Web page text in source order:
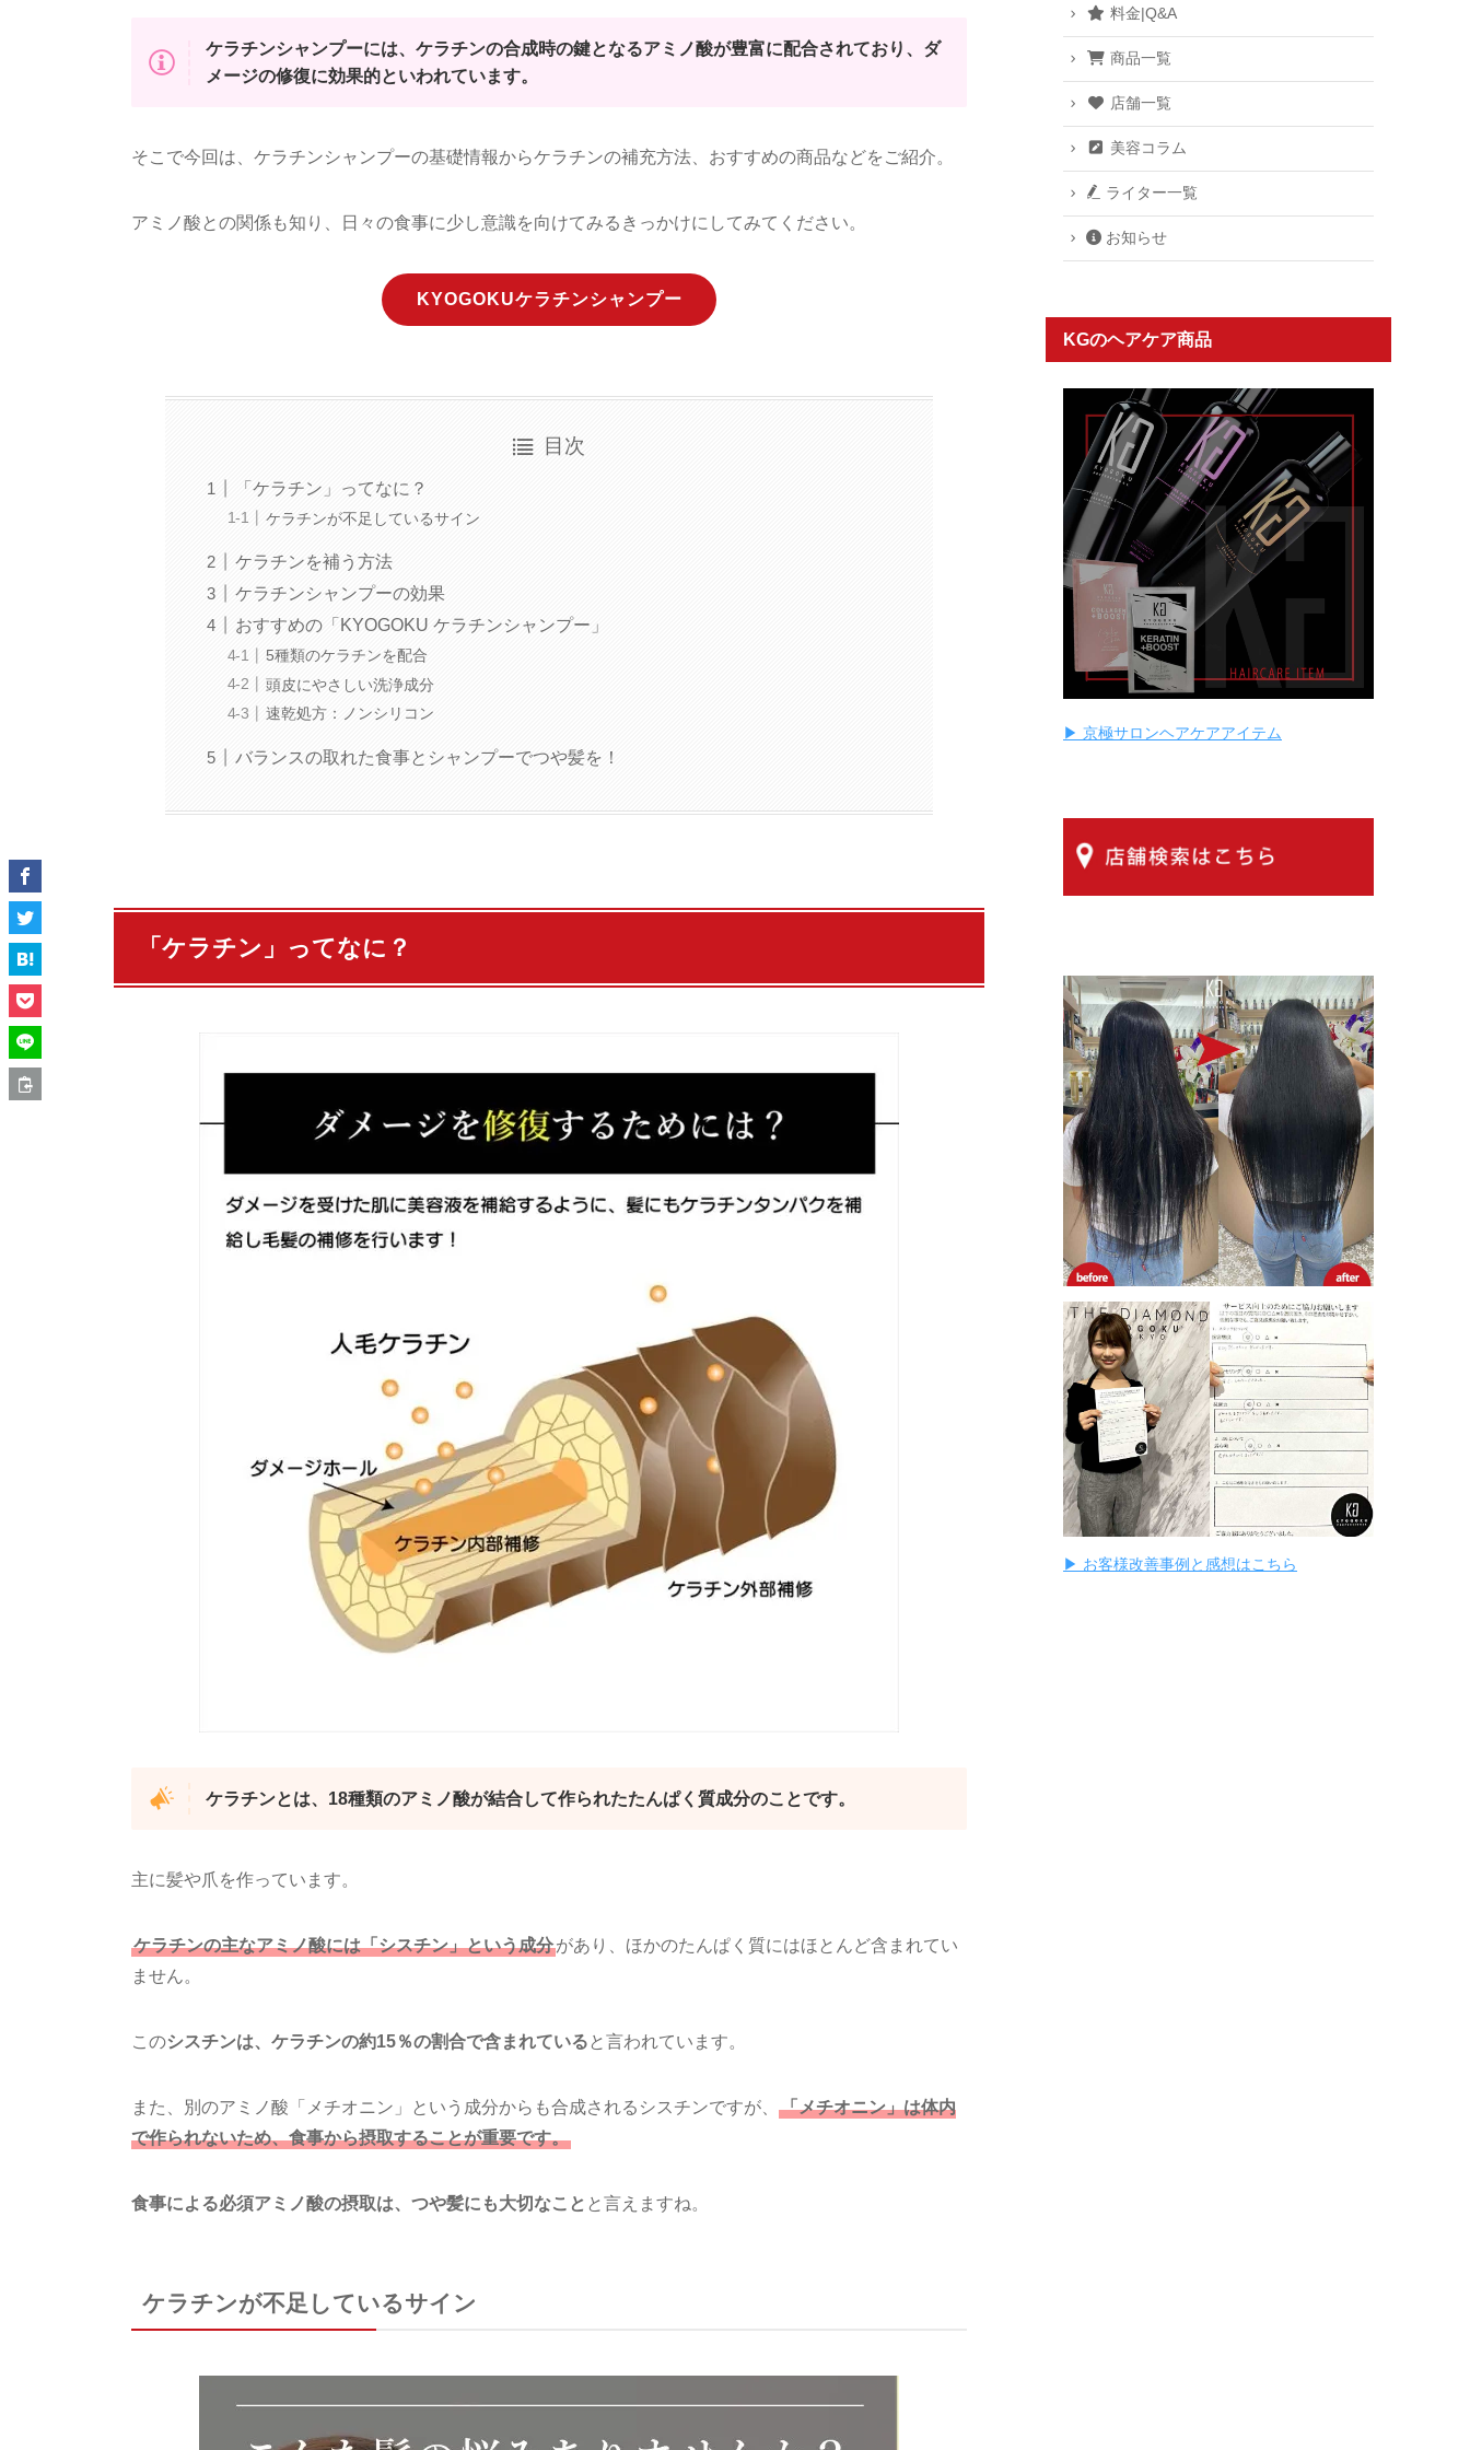
ケラチンシャンプーには、ケラチンの合成時の鍵となるアミノ酸が豊富に配合されており、ダ
メージの修復に効果的といわれています。
そこで今回は、ケラチンシャンプーの基礎情報からケラチンの補充方法、おすすめの商品などをご紹介。
アミノ酸との関係も知り、日々の食事に少し意識を向けてみるきっかけにしてみてください。
KYOGOKUケラチンシャンプー
目次
「ケラチン」ってなに？
ケラチンが不足しているサイン
ケラチンを補う方法
ケラチンシャンプーの効果
おすすめの「KYOGOKU ケラチンシャンプー」
5種類のケラチンを配合
頭皮にやさしい洗浄成分
速乾処方：ノンシリコン
バランスの取れた食事とシャンプーでつや髪を！
「ケラチン」ってなに？
ケラチンとは、18種類のアミノ酸が結合して作られたたんぱく質成分のことです。
主に髪や爪を作っています。
ケラチンの主なアミノ酸には「シスチン」という成分があり、ほかのたんぱく質にはほとんど含まれてい
ません。
このシスチンは、ケラチンの約15％の割合で含まれている と言われています。
また、別のアミノ酸「メチオニン」という成分からも合成されるシスチンですが、
「メチオニン」は体内
で作られないため、食事から摂取することが重要です。
食事による必須アミノ酸の摂取は、つや髪にも大切なこと と言えますね。
ケラチンが不足しているサイン
料金|Q&A
商品一覧
店舗一覧
美容コラム
ライター一覧
お知らせ
KGのヘアケア商品
▶ 京極サロンヘアケアアイテム
▶ お客様改善事例と感想はこちら